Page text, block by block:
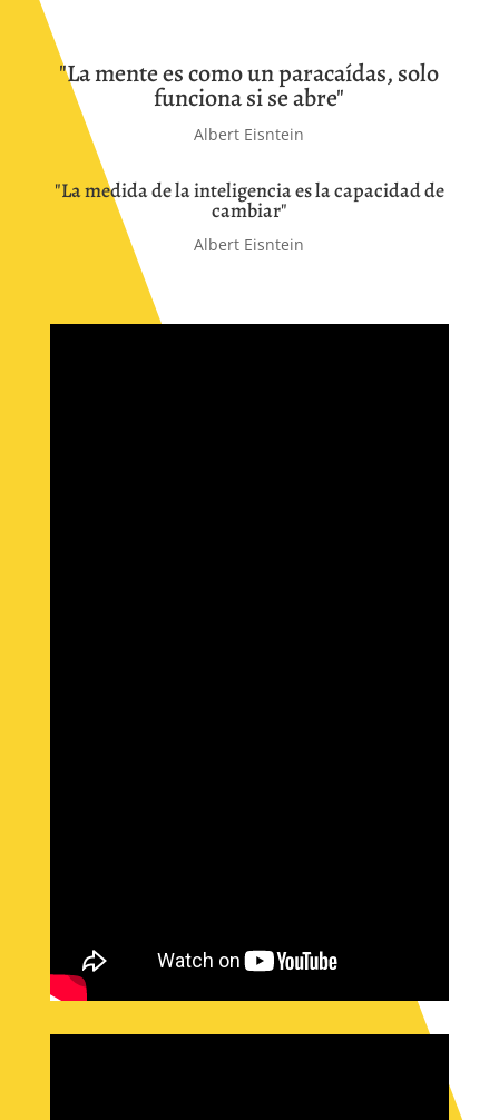
"La mente es como un paracaídas, solo
funciona si se abre"
Albert Eisntein
"La medida de la inteligencia es la capacidad de
cambiar"
Albert Eisntein